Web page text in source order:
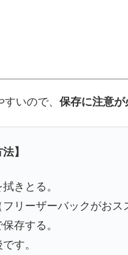
いので、 保存に注意が
】
きとる。
リーザーバックがおス
存する。
す。